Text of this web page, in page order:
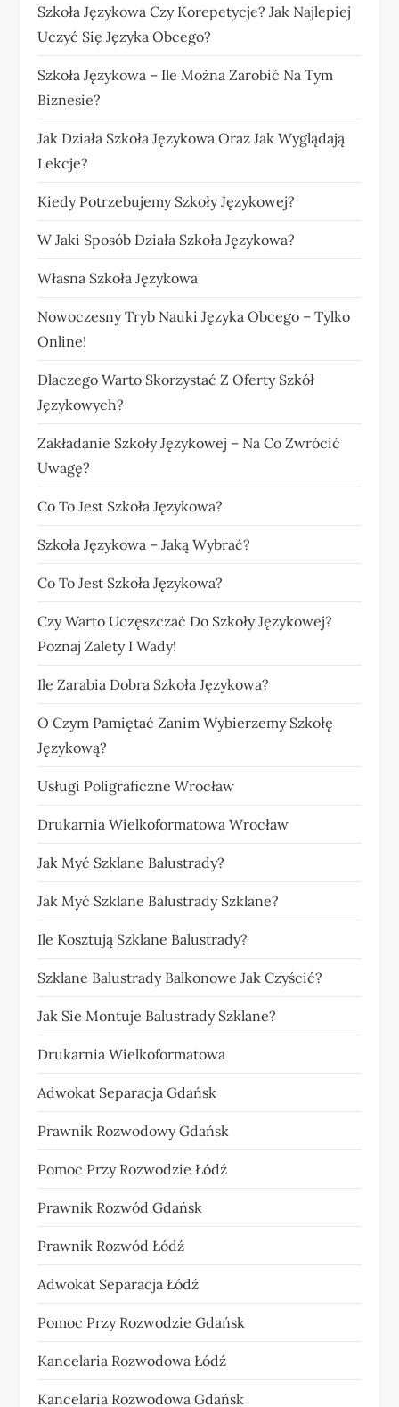
Szkoła Językowa Czy Korepetycje? Jak Najlepiej
Uczyć Się Języka Obcego?
Szkoła Językowa – Ile Można Zarobić Na Tym
Biznesie?
Jak Działa Szkoła Językowa Oraz Jak Wyglądają
Lekcje?
Kiedy Potrzebujemy Szkoły Językowej?
W Jaki Sposób Działa Szkoła Językowa?
Własna Szkoła Językowa
Nowoczesny Tryb Nauki Języka Obcego – Tylko
Online!
Dlaczego Warto Skorzystać Z Oferty Szkół
Językowych?
Zakładanie Szkoły Językowej – Na Co Zwrócić
Uwagę?
Co To Jest Szkoła Językowa?
Szkoła Językowa – Jaką Wybrać?
Co To Jest Szkoła Językowa?
Czy Warto Uczęszczać Do Szkoły Językowej?
Poznaj Zalety I Wady!
Ile Zarabia Dobra Szkoła Językowa?
O Czym Pamiętać Zanim Wybierzemy Szkołę
Językową?
Usługi Poligraficzne Wrocław
Drukarnia Wielkoformatowa Wrocław
Jak Myć Szklane Balustrady?
Jak Myć Szklane Balustrady Szklane?
Ile Kosztują Szklane Balustrady?
Szklane Balustrady Balkonowe Jak Czyścić?
Jak Sie Montuje Balustrady Szklane?
Drukarnia Wielkoformatowa
Adwokat Separacja Gdańsk
Prawnik Rozwodowy Gdańsk
Pomoc Przy Rozwodzie Łódź
Prawnik Rozwód Gdańsk
Prawnik Rozwód Łódź
Adwokat Separacja Łódź
Pomoc Przy Rozwodzie Gdańsk
Kancelaria Rozwodowa Łódź
Kancelaria Rozwodowa Gdańsk